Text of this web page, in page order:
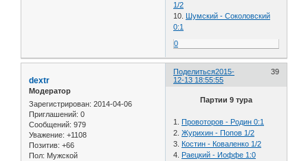
1/2
10. Шумский - Соколовский
0:1
0
Поделиться 39
2015-
12-13 18:55:55
dextr
Модератор
Зарегистрирован: 2014-04-06
Приглашений: 0
Сообщений: 979
Уважение: +1108
Позитив: +66
Пол: Мужской
Партии 9 тура
1. Провоторов - Родин 0:1
2.Журихин - Попов 1/2
3. Костин - Коваленко 1/2
4. Раецкий - Иоффе 1:0